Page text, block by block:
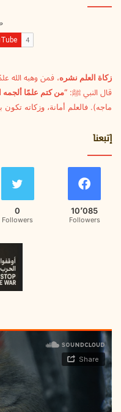
و
ن
ي
زكاة العلم نشره، فمن وهبه الله
قال النبي ﷺ: “من كتم علمًا ألجمه
ماجه). فالعلم أمانة، وزكاته
إتبعنا
10٬085
Followers
0
Followers